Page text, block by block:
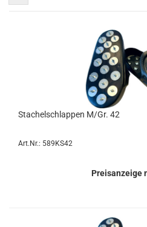
Stachelschlappen M/Gr. 42
Art.Nr.: 589KS42
Preisanzeige